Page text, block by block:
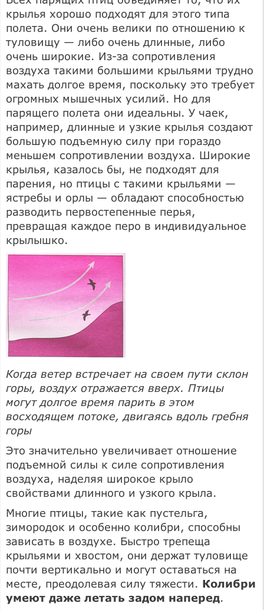
крылья хорошо подходят для этого типа
полета. Они очень велики по отношению к
туловищу — либо очень длинные, либо
очень широкие. Из-за сопротивления
воздуха такими большими крыльями трудно
махать долгое время, поскольку это требует
огромных мышечных усилий. Но для
парящего полета они идеальны. У чаек,
например, длинные и узкие крылья создают
большую подъемную силу при гораздо
меньшем сопротивлении воздуха. Широкие
крылья, казалось бы, не подходят для
парения, но птицы с такими крыльями —
ястребы и орлы — обладают способностью
разводить первостепенные перья,
превращая каждое перо в индивидуальное
крылышко.
Когда ветер встречает на своем пути склон
горы, воздух отражается вверх. Птицы
могут долгое время парить в этом
восходящем потоке, двигаясь вдоль гребня
горы
Это значительно увеличивает отношение
подъемной силы к силе сопротивления
воздуха, наделяя широкое крыло
свойствами длинного и узкого крыла.
Многие птицы, такие как пустельга,
зимородок и особенно колибри, способны
зависать в воздухе. Быстро трепеща
крыльями и хвостом, они держат туловище
почти вертикально и могут оставаться на
месте, преодолевая силу тяжести. Колибри
умеют даже летать задом наперед.